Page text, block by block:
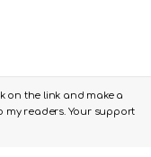
on the link and make a
my readers. Your support